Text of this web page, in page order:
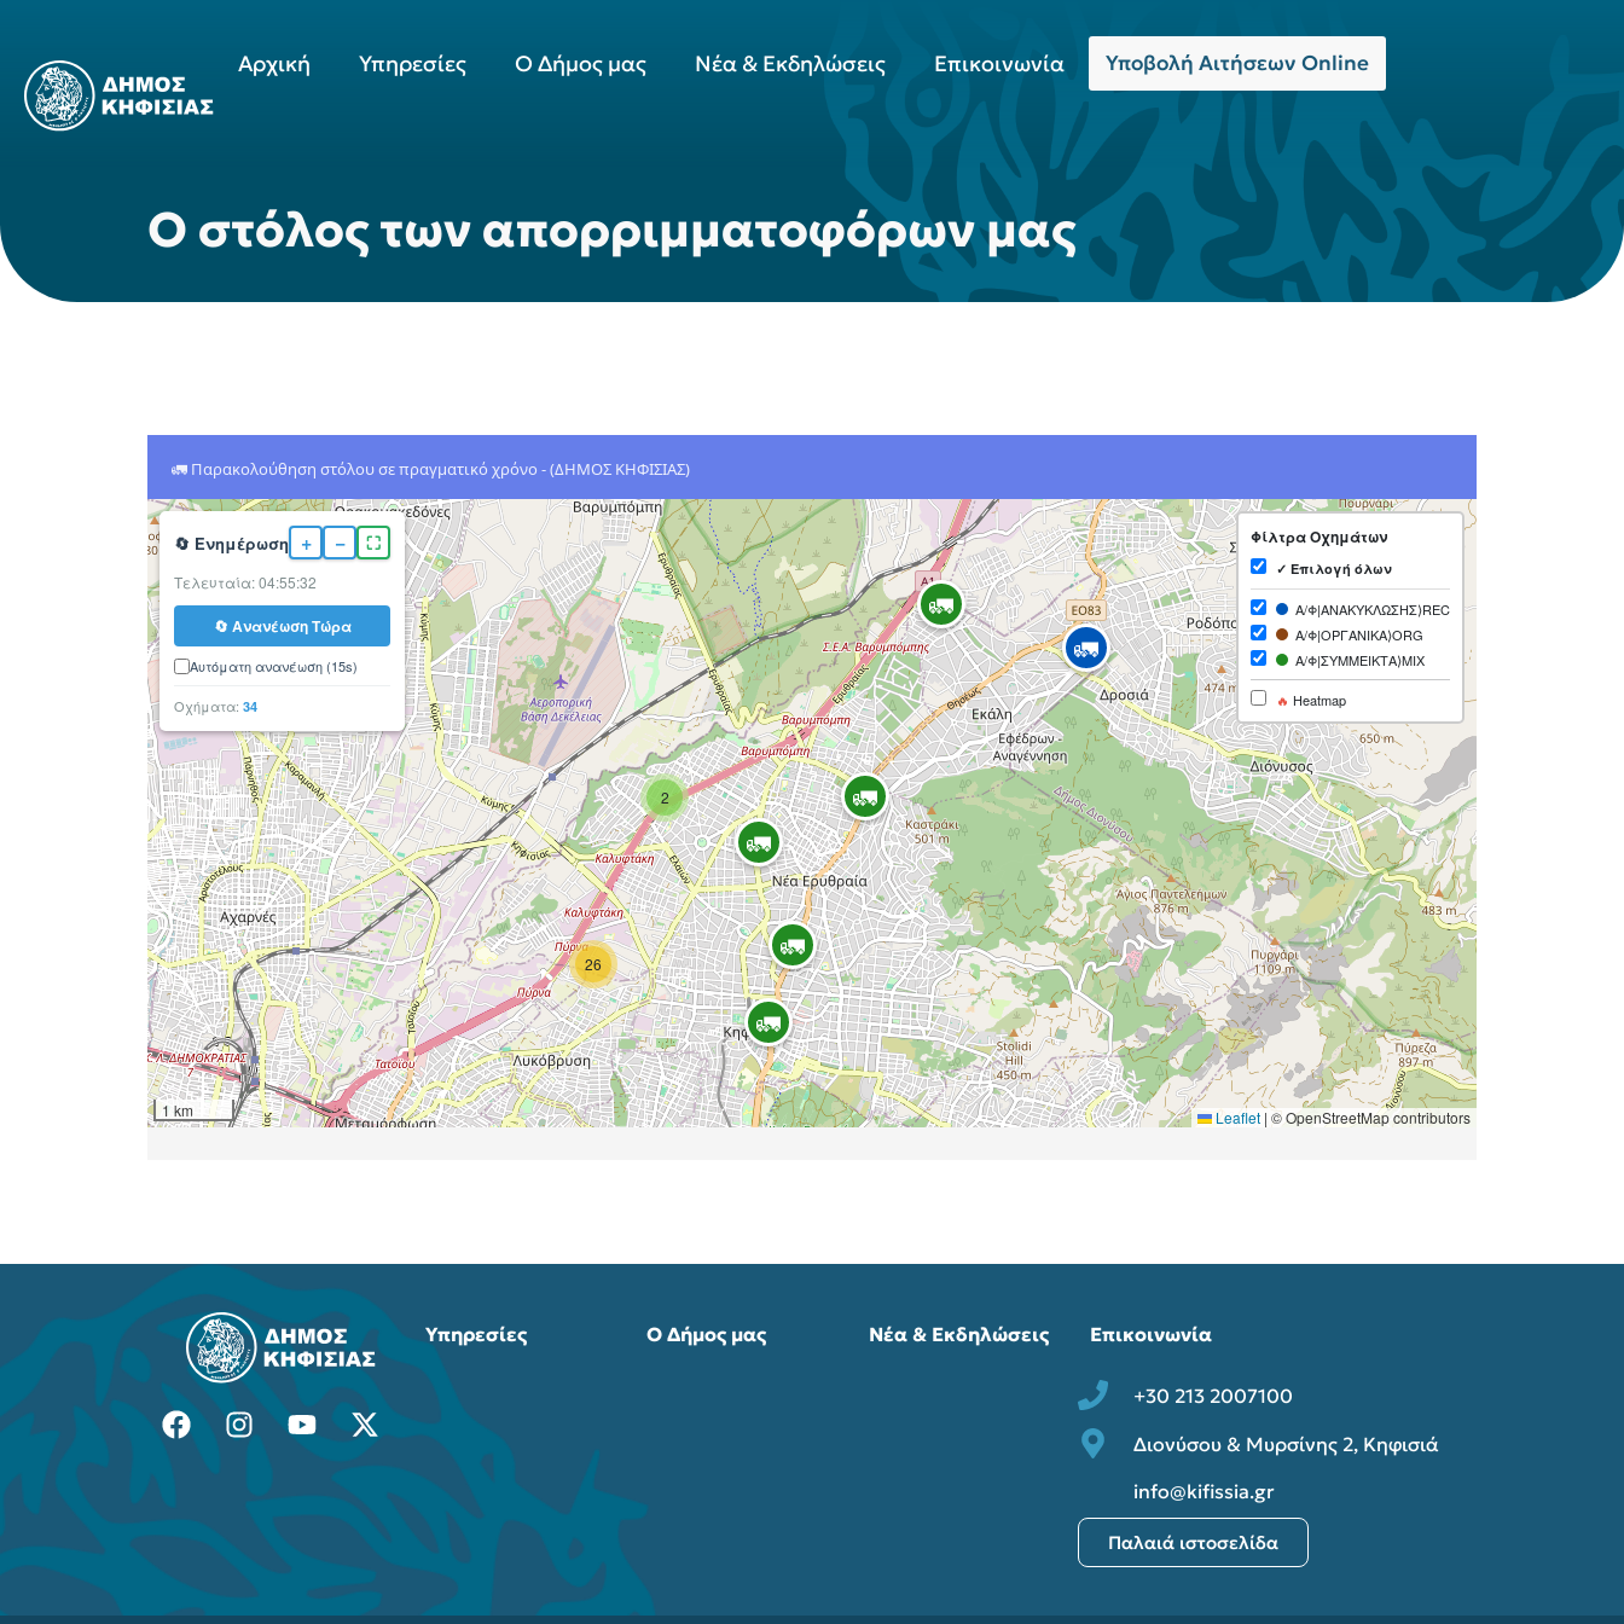
Αρχική Υπηρεσίες Ο Δήμος μας Νέα & Εκδηλώσεις Επικοινωνία Υποβολή Αιτήσεων Online
Ο στόλος των απορριμματοφόρων μας
Υπηρεσίες Ο Δήμος μας Νέα & Εκδηλώσεις Επικοινωνία
+30 213 2007100
Διονύσου & Μυρσίνης 2, Κηφισιά
info@kifissia.gr
Παλαιά ιστοσελίδα